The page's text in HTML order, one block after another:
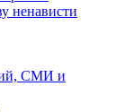
ненависти
СМИ и